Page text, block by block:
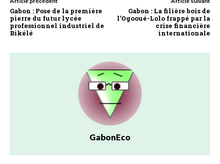
Gabon : Pose de la première
pierre du futur lycée
professionnel industriel de
Bikélé
Gabon : La filière bois de
l’Ogooué-Lolo frappé par la
crise financière
internationale
GabonEco